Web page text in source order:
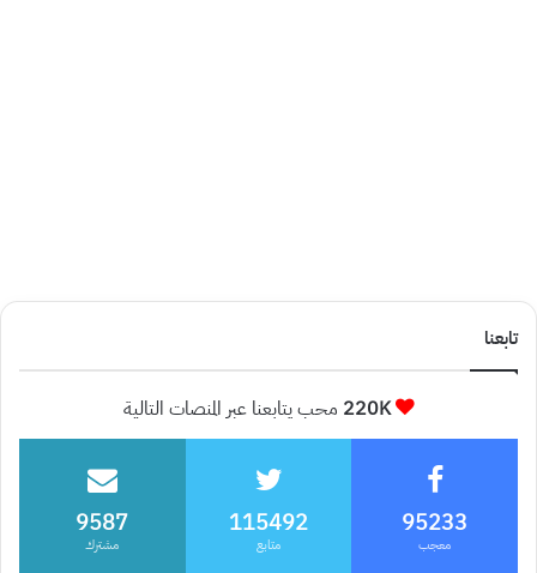
تابعنا
220K محب يتابعنا عبر المنصات التالية
95233
معجب
115492
متابع
9587
مشترك